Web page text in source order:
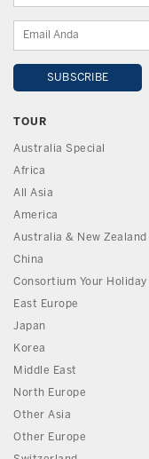
TOUR
Australia Special
Africa
All Asia
America
Australia & New Zealand
China
Consortium Your Holiday
East Europe
Japan
Korea
Middle East
North Europe
Other Asia
Other Europe